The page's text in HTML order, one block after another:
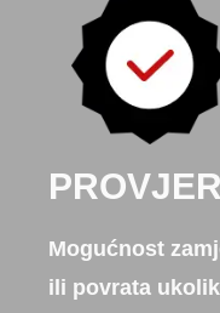
Mogućnost
ili povrata